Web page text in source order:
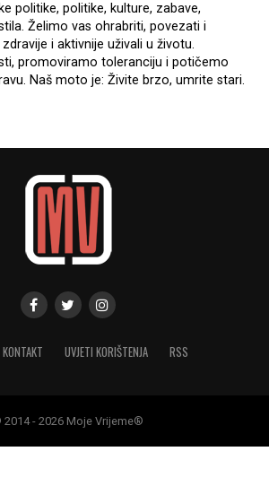
politike, politike, kulture, zabave,
Želimo vas ohrabriti, povezati i
i aktivnije uživali u životu.
promoviramo toleranciju i potičemo
Naš moto je: Živite brzo, umrite stari.
UVJETI KORIŠTENJA RSS
2014 - 2026 Moje Vrijeme®